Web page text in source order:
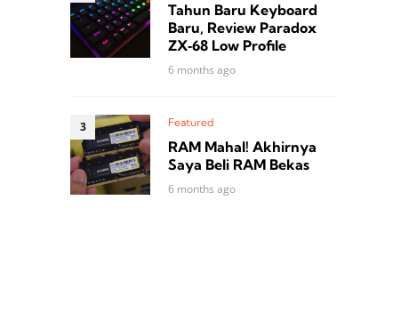
Tahun Baru Keyboard
Baru, Review Paradox
ZX‑68 Low Profile
6 months ago
Featured
RAM Mahal! Akhirnya
Saya Beli RAM Bekas
6 months ago